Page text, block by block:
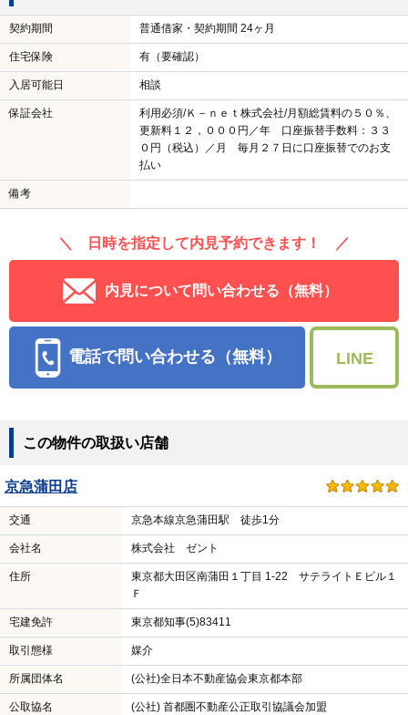
契約期間 普通借家・契約期間 24ヶ月
住宅保険 有（要確認）
入居可能日 相談
保証会社
利用必須/Ｋ－ｎｅｔ株式会社/月額総賃料の５０％、
更新料１２，０００円／年 口座振替手数料：３３
０円（税込）／月 毎月２７日に口座振替でのお支
払い
備考
＼ 日時を指定して内見予約できます！ ／
内見について問い合わせる（無料）
電話で問い合わせる（無料） LINE
この物件の取扱い店舗
京急蒲田店
交通 京急本線京急蒲田駅 徒歩1分
会社名 株式会社 ゼント
住所
東京都大田区南蒲田１丁目 1-22 サテライトＥビル１
Ｆ
宅建免許 東京都知事(5)83411
取引態様 媒介
所属団体名 (公社)全日本不動産協会東京都本部
公取協名 (公社) 首都圏不動産公正取引協議会加盟